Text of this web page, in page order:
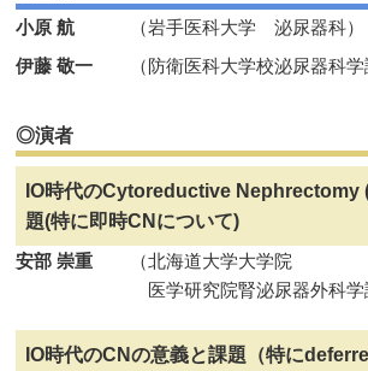
小原 航
（岩手医科大学 泌尿器科）
伊藤 敬一
（防衛医科大学校泌尿器科学
◎演者
IO時代のCytoreductive Nephrectomy
題(特に即時CNについて)
安部 崇重
（北海道大学大学院
医学研究院腎泌尿器外科学
IO時代のCNの意義と課題（特に